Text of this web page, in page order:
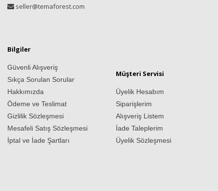
seller@temaforest.com
Bilgiler
Güvenli Alışveriş
Sıkça Sorulan Sorular
Hakkımızda
Ödeme ve Teslimat
Gizlilik Sözleşmesi
Mesafeli Satış Sözleşmesi
İptal ve İade Şartları
Müşteri Servisi
Üyelik Hesabım
Siparişlerim
Alışveriş Listem
İade Taleplerim
Üyelik Sözleşmesi